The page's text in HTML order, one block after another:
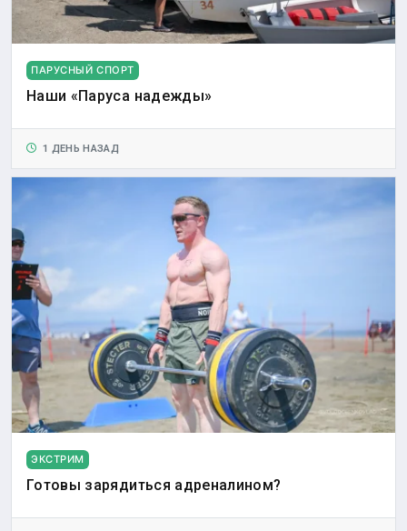
ПАРУСНЫЙ СПОРТ
Наши «Паруса надежды»
1 ДЕНЬ НАЗАД
ЭКСТРИМ
Готовы зарядиться адреналином?